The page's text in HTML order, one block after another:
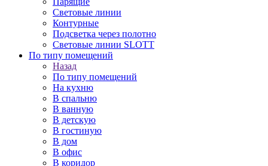
Световые линии
Контурные
Подсветка через полотно
Световые линии SLOTT
По типу помещений
Назад
По типу помещений
На кухню
В спальню
В ванную
В детскую
В гостиную
В дом
В офис
В коридор